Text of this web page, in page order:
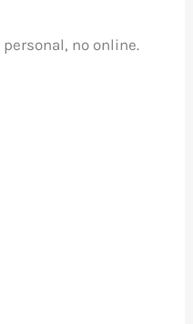
no online.